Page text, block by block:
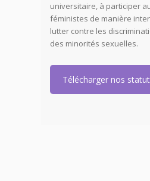
universitaire, à participer
féministes de manière
lutter contre les
des minorités sexuelles.
Télécharger nos